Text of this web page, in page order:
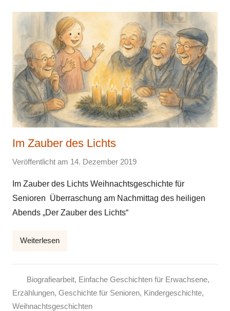
Im Zauber des Lichts
Veröffentlicht am 14. Dezember 2019
n
E
Im Zauber des Lichts Weihnachtsgeschichte für
Senioren Überraschung am Nachmittag des heiligen
Abends „Der Zauber des Lichts“
Weiterlesen
Biografiearbeit, Einfache Geschichten für Erwachsene,
Erzählungen, Geschichte für Senioren, Kindergeschichte,
Weihnachtsgeschichten